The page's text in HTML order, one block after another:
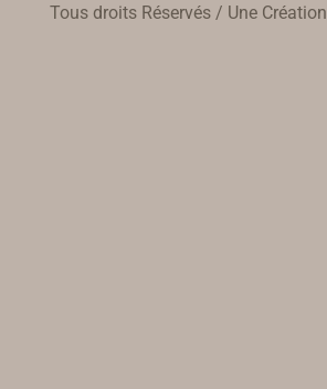
Tous droits Réservés / Une Création